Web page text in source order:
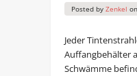
Posted by Zenkel on
Jeder
Auffangbehälter
Schwämme